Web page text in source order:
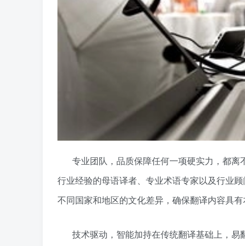
专业团队，品质保障任何一项硬实力，都
行业经验的母语译者、专业术语专家以及行业
不同国家和地区的文化差异，确保翻译内容具有
技术驱动，智能加持在传统翻译基础上，